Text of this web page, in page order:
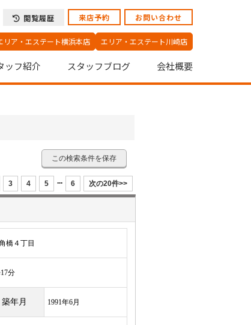
閲覧履歴 来店予約 お問い合わせ
リア・エステート横浜本店 エリア・エステート川崎店
ッフ紹介 スタッフブログ 会社概要
この検索条件を保存
3 4 5 ... 6 次の20件>>
橋４丁目
分
築年月 1991年6月